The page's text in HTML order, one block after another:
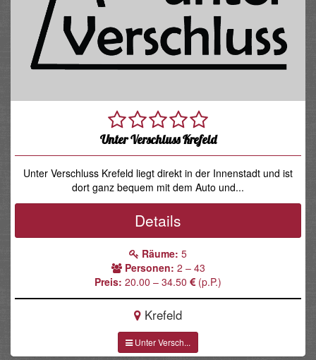
Unter Verschluss Krefeld
Unter Verschluss Krefeld liegt direkt in der Innenstadt und ist
dort ganz bequem mit dem Auto und...
Details
Räume: 5
Personen: 2 – 43
Preis: 20.00 – 34.50 (p.P.)
Krefeld
Unter Versch...